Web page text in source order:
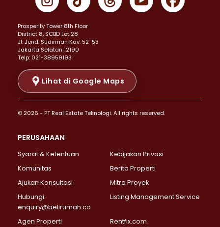
Properti Dijual di Johar Baru >
Properti Dijual di Menteng >
Properti Dijual di Senen >
Properti Dijual di Tanah Abang >
Properti Dijual di Cikini >
Properti Dijual di Kramat >
Properti Dijual di Pasar Baru >
Properti Dijual di Bendungan Hilir >
Properti Dijual di Jakarta Selatan >
Properti Dijual di Lebak Bulus >
Properti Dijual di Gandaria Selatan >
Properti Dijual di Pondok Labu >
Properti Dijual di Lenteng Agung >
Properti Dijual di Senayan >
Properti Dijual di Pondok Pinang >
Prosperity Tower 8th Floor
District 8, SCBD Lot 28
JI. Jend. Sudirman Kav. 52-53
Jakarta Selatan 12190
Telp: 021-38959193
Lihat di Google Maps
© 2026 - PT Real Estate Teknologi. All rights reserved.
PERUSAHAAN
Syarat & Ketentuan
Kebijakan Privasi
Komunitas
Berita Properti
Ajukan Konsultasi
Mitra Proyek
Hubungi:
enquiry@belirumah.co
Listing Management Service
Agen Properti Rentfix.com